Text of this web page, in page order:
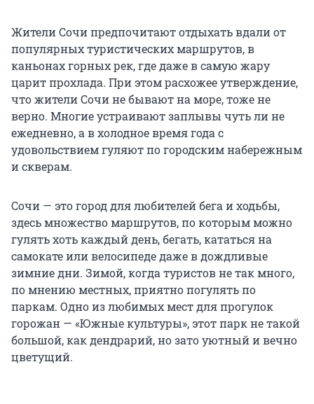
Жители Сочи предпочитают отдыхать вдали от
популярных туристических маршрутов, в
каньонах горных рек, где даже в самую жару
царит прохлада. При этом расхожее утверждение,
что жители Сочи не бывают на море, тоже не
верно. Многие устраивают заплывы чуть ли не
ежедневно, а в холодное время года с
удовольствием гуляют по городским набережным
и скверам.
Сочи — это город для любителей бега и ходьбы,
здесь множество маршрутов, по которым можно
гулять хоть каждый день, бегать, кататься на
самокате или велосипеде даже в дождливые
зимние дни. Зимой, когда туристов не так много,
по мнению местных, приятно погулять по
паркам. Одно из любимых мест для прогулок
горожан — «Южные культуры», этот парк не такой
большой, как дендрарий, но зато уютный и вечно
цветущий.